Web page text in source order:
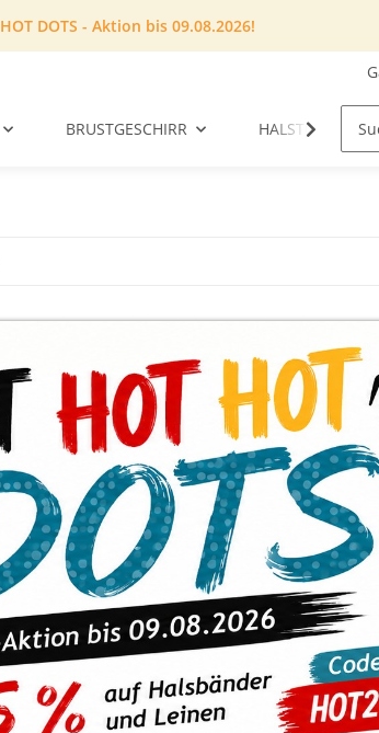
HOT DOTS - Aktion bis 09.08.2026!
BRUSTGESCHIRR HALSTUCH